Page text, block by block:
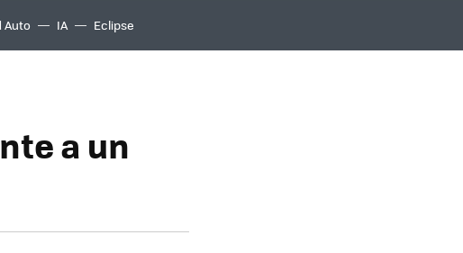
Auto IA Eclipse
a un